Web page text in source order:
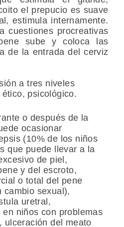
el prepucio es suave
estimula internamente.
cuestiones procreativas
sube y coloca las
de la entrada del cerviz
a tres niveles
psicológico.
o después de la
ocasionar
(10% de los niños
que puede llevar a la
de piel,
y del escroto,
o total del pene
cambio sexual),
uretral,
niños con problemas
ulceración del meato